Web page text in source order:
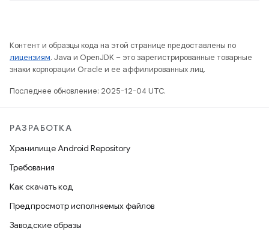
Контент и образцы кода на этой странице предоставлены по
лицензиям. Java и OpenJDK – это зарегистрированные товарные
знаки корпорации Oracle и ее аффилированных лиц.
Последнее обновление: 2025-12-04 UTC.
РАЗРАБОТКА
Хранилище Android Repository
Требования
Как скачать код
Предпросмотр исполняемых файлов
Заводские образы